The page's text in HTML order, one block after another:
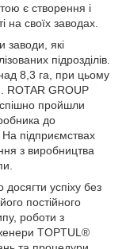
є створення і
на своїх заводах.
заводи, які
підрозділів.
8,3 га, при цьому
ROTAR GROUP
пройшли
до
На підприємствах
з виробництва
успіху без
постійного
роботи з
TOPTUL®